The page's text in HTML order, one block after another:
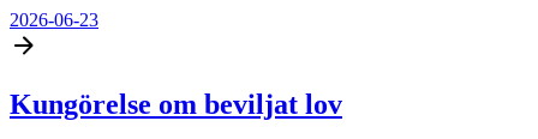
2026-06-23
Kungörelse om beviljat lov